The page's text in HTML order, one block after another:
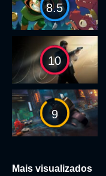
8.5
10
9
Mais visualizados